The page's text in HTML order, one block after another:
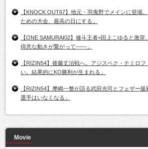
【KNOCK OUT67】地元・羽曳野でメインに登場
ための大会、最高の日にする」
【ONE SAMURAI02】修斗王者=田上こゆると激突
得意な動きが繋がって――」
【RIZIN54】後藤丈治戦へ。アジスベク・テミロ
い。結果的にKO勝利が生まれる」
【RIZIN54】摩嶋一整が語る武田光司とフェザー
選手はいなくなる」
Movie